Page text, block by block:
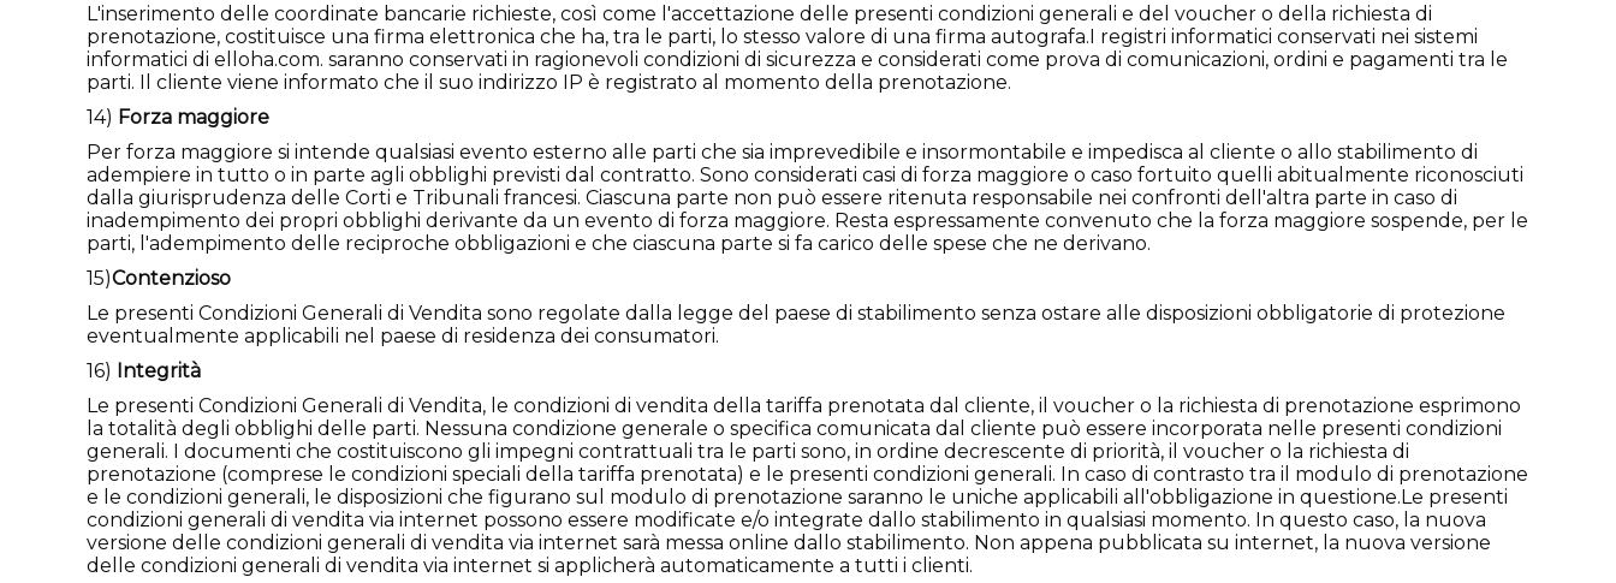
L'inserimento delle coordinate bancarie richieste, così come l'accettazione delle presenti condizioni generali e del voucher o della richiesta di
prenotazione, costituisce una firma elettronica che ha, tra le parti, lo stesso valore di una firma autografa.I registri informatici conservati nei sistemi
informatici di elloha.com. saranno conservati in ragionevoli condizioni di sicurezza e considerati come prova di comunicazioni, ordini e pagamenti tra le
parti. Il cliente viene informato che il suo indirizzo IP è registrato al momento della prenotazione.
14) Forza maggiore
Per forza maggiore si intende qualsiasi evento esterno alle parti che sia imprevedibile e insormontabile e impedisca al cliente o allo stabilimento di
adempiere in tutto o in parte agli obblighi previsti dal contratto. Sono considerati casi di forza maggiore o caso fortuito quelli abitualmente riconosciuti
dalla giurisprudenza delle Corti e Tribunali francesi. Ciascuna parte non può essere ritenuta responsabile nei confronti dell'altra parte in caso di
inadempimento dei propri obblighi derivante da un evento di forza maggiore. Resta espressamente convenuto che la forza maggiore sospende, per le
parti, l'adempimento delle reciproche obbligazioni e che ciascuna parte si fa carico delle spese che ne derivano.
15)Contenzioso
Le presenti Condizioni Generali di Vendita sono regolate dalla legge del paese di stabilimento senza ostare alle disposizioni obbligatorie di protezione
eventualmente applicabili nel paese di residenza dei consumatori.
16) Integrità
Le presenti Condizioni Generali di Vendita, le condizioni di vendita della tariffa prenotata dal cliente, il voucher o la richiesta di prenotazione esprimono
la totalità degli obblighi delle parti. Nessuna condizione generale o specifica comunicata dal cliente può essere incorporata nelle presenti condizioni
generali. I documenti che costituiscono gli impegni contrattuali tra le parti sono, in ordine decrescente di priorità, il voucher o la richiesta di
prenotazione (comprese le condizioni speciali della tariffa prenotata) e le presenti condizioni generali. In caso di contrasto tra il modulo di prenotazione
e le condizioni generali, le disposizioni che figurano sul modulo di prenotazione saranno le uniche applicabili all'obbligazione in questione.Le presenti
condizioni generali di vendita via internet possono essere modificate e/o integrate dallo stabilimento in qualsiasi momento. In questo caso, la nuova
versione delle condizioni generali di vendita via internet sarà messa online dallo stabilimento. Non appena pubblicata su internet, la nuova versione
delle condizioni generali di vendita via internet si applicherà automaticamente a tutti i clienti.